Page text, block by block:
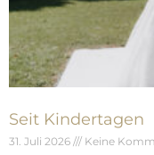
Seit Kindertagen
31. Juli 2026 Keine